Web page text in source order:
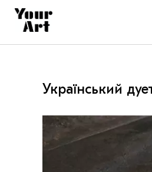
Український